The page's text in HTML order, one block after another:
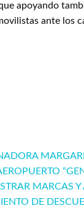
apoyando
ante los
MARCAS
DE